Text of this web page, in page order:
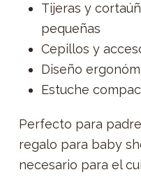
Tijeras y
pequeñas
Cepillos y
Diseño
Estuche
Perfecto para
regalo para baby
necesario para el